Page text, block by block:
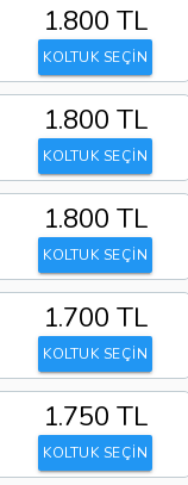
1.800 TL
KOLTUK SEÇİN
1.800 TL
KOLTUK SEÇİN
1.800 TL
KOLTUK SEÇİN
1.700 TL
KOLTUK SEÇİN
1.750 TL
KOLTUK SEÇİN